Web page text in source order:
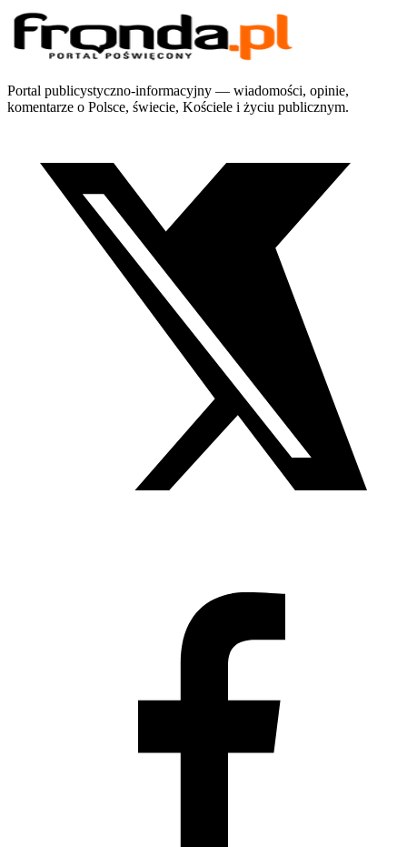
Portal publicystyczno-informacyjny — wiadomości, opinie,
komentarze o Polsce, świecie, Kościele i życiu publicznym.